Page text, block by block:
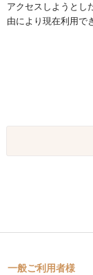
アクセスしようとし
由により現在利用で
一般ご利用者様